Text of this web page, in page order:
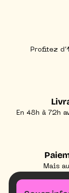
Profitez
En 48h à 72h
Mais